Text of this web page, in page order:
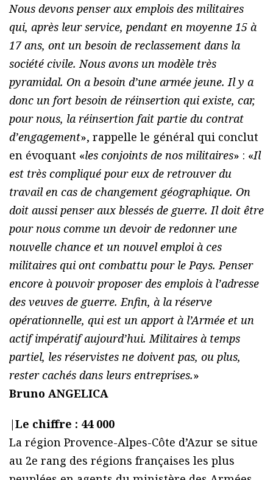
Nous devons penser aux emplois des militaires
qui, après leur service, pendant en moyenne 15 à
17 ans, ont un besoin de reclassement dans la
société civile. Nous avons un modèle très
pyramidal. On a besoin d’une armée jeune. Il y a
donc un fort besoin de réinsertion qui existe, car,
pour nous, la réinsertion fait partie du contrat
d’engagement», rappelle le général qui conclut
en évoquant «les conjoints de nos militaires» : «Il
est très compliqué pour eux de retrouver du
travail en cas de changement géographique. On
doit aussi penser aux blessés de guerre. Il doit être
pour nous comme un devoir de redonner une
nouvelle chance et un nouvel emploi à ces
militaires qui ont combattu pour le Pays. Penser
encore à pouvoir proposer des emplois à l’adresse
des veuves de guerre. Enfin, à la réserve
opérationnelle, qui est un apport à l’Armée et un
actif impératif aujourd’hui. Militaires à temps
partiel, les réservistes ne doivent pas, ou plus,
rester cachés dans leurs entreprises.»
Bruno ANGELICA
|Le chiffre : 44 000
La région Provence-Alpes-Côte d’Azur se situe
au 2e rang des régions françaises les plus